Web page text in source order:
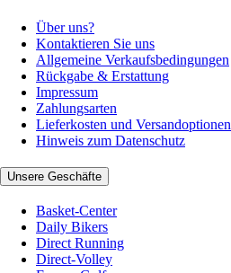
Über uns?
Kontaktieren Sie uns
Allgemeine Verkaufsbedingungen
Rückgabe & Erstattung
Impressum
Zahlungsarten
Lieferkosten und Versandoptionen
Hinweis zum Datenschutz
Unsere Geschäfte
Basket-Center
Daily Bikers
Direct Running
Direct-Volley